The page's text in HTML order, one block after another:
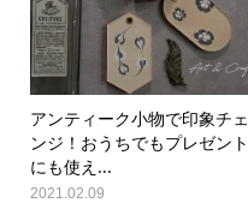
アンティーク小物で印象チェ
ンジ！おうちでもプレゼント
にも使え...
2021.02.09